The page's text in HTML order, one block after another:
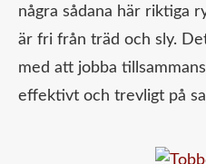
några sådana här riktiga
är fri från träd och sly.
med att jobba
effektivt och trevligt på